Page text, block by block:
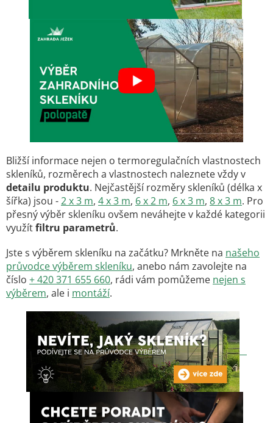
i
s
u
Bližší informace nejen o termoregulačních vlastnostech
skleníků, rozměrech a vlastnostech naleznete vždy v
detailu produktu. Nejčastější rozměry skleníků (délka x
šířka) jsou -2 x 3 m, 4 x 3 m, 6 x 2 m, 6 x 3 m, 8 x 3 m. Pro
přesný výběr skleníku ovšem neváhejte v každé kategorii
využítfiltru parametrů.
Jste s výběrem skleníku na začátku? Mrkněte na našeho
průvodce výběrem skleníku, anebo nám zavolejte na
číslo + 420 371 655 660, rádi vám pomůžeme nejen s
výběrem, ale i montáží.